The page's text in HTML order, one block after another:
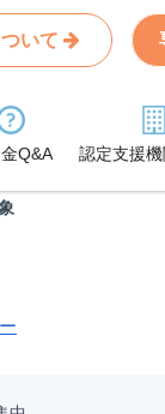
いて
Q&A 認定支援
ら記事を探す